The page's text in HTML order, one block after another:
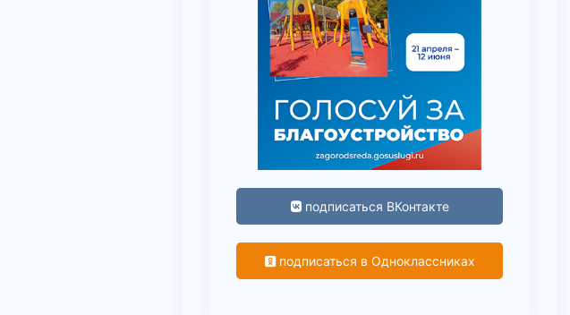
подписаться ВКонтакте
подписаться в Одноклассниках